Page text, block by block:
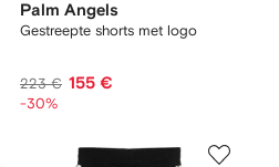
Palm Angels
Gestreepte shorts met logo
223 € 155 €
-30%